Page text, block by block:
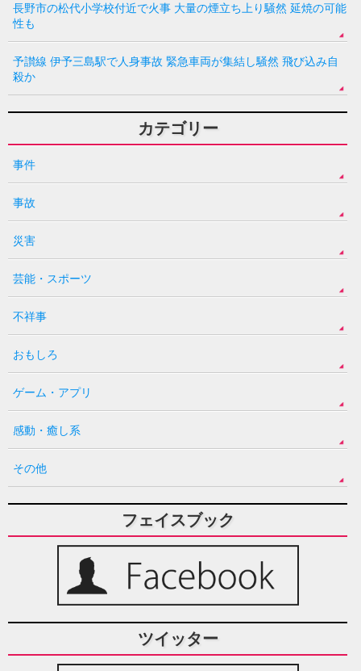
長野市の松代小学校付近で火事 大量の煙立ち上り騒然 延焼の可能
性も
予讃線 伊予三島駅で人身事故 緊急車両が集結し騒然 飛び込み自
殺か
カテゴリー
事件
事故
災害
芸能・スポーツ
不祥事
おもしろ
ゲーム・アプリ
感動・癒し系
その他
フェイスブック
ツイッター